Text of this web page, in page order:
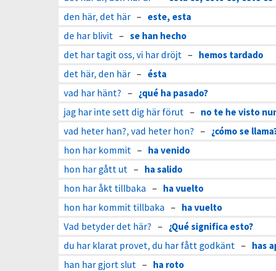
den här, det här – este, esta
de har blivit – se han hecho
det har tagit oss, vi har dröjt – hemos tardado
det här, den här – ésta
vad har hänt? – ¿qué ha pasado?
jag har inte sett dig här förut – no te he visto
vad heter han?, vad heter hon? – ¿cómo se
hon har kommit – ha venido
hon har gått ut – ha salido
hon har åkt tillbaka – ha vuelto
hon har kommit tillbaka – ha vuelto
Vad betyder det här? – ¿Qué significa esto?
du har klarat provet, du har fått godkänt – has
han har gjort slut – ha roto